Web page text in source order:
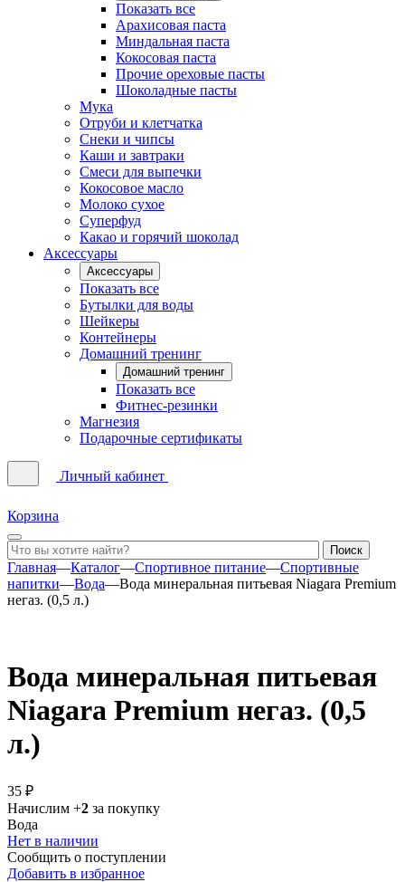
Показать все
Арахисовая паста
Миндальная паста
Кокосовая паста
Прочие ореховые пасты
Шоколадные пасты
Мука
Отруби и клетчатка
Снеки и чипсы
Каши и завтраки
Смеси для выпечки
Кокосовое масло
Молоко сухое
Суперфуд
Какао и горячий шоколад
Аксессуары
Аксессуары
Показать все
Бутылки для воды
Шейкеры
Контейнеры
Домашний тренинг
Домашний тренинг
Показать все
Фитнес-резинки
Магнезия
Подарочные сертификаты
Личный кабинет
Корзина
Главная—Каталог—Спортивное питание—Спортивные
напитки—Вода—Вода минеральная питьевая Niagara Premium
негаз. (0,5 л.)
Вода минеральная питьевая
Niagara Premium негаз. (0,5
л.)
35 ₽
Начислим +2 за покупку
Вода
Нет в наличии
Сообщить о поступлении
Добавить в избранное